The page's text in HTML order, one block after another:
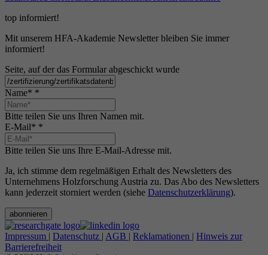
top informiert!
Mit unserem HFA-Akademie Newsletter bleiben Sie immer
informiert!
Seite, auf der das Formular abgeschickt wurde
Name* *
Bitte teilen Sie uns Ihren Namen mit.
E-Mail* *
Bitte teilen Sie uns Ihre E-Mail-Adresse mit.
Ja, ich stimme dem regelmäßigen Erhalt des Newsletters des
Unternehmens Holzforschung Austria zu. Das Abo des Newsletters
kann jederzeit storniert werden (siehe Datenschutzerklärung).
abonnieren
Impressum | Datenschutz | AGB | Reklamationen | Hinweis zur
Barrierefreiheit